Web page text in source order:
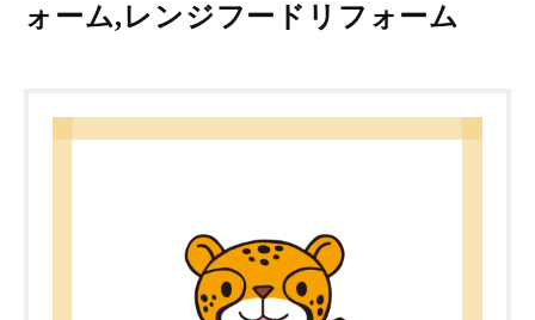
ォーム,レンジフードリフォーム